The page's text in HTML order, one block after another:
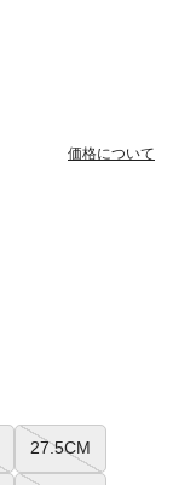
価格について
27.5CM